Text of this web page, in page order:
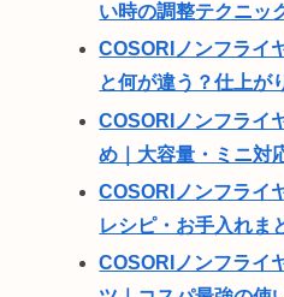
い時の調整テクニッ
COSORIノンフライ
と何が違う？仕上が
COSORIノンフライ
め｜大容量・ミニ対
COSORIノンフライ
レシピ・お手入れま
COSORIノンフライ